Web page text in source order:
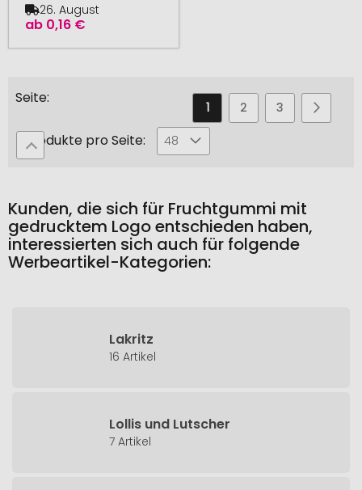
ab 0,16 €
26. August
Seite
Sie
lesen
gerade
Seite
1 Seite
2 Seite
3 Seite
4
Produkte pro Seite: 48
Kunden, die sich für Fruchtgummi mit
gedrucktem Logo entschieden haben,
interessierten sich auch für folgende
Werbeartikel-Kategorien:
Lakritz
16 Artikel
Lollis und Lutscher
7 Artikel